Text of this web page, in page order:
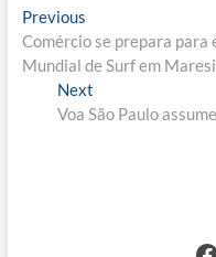
Navegação
de
Post
PreviousPrevious
post:
Comércio se prepara para
Mundial de Surf em
Next
post:
Voa São Paulo